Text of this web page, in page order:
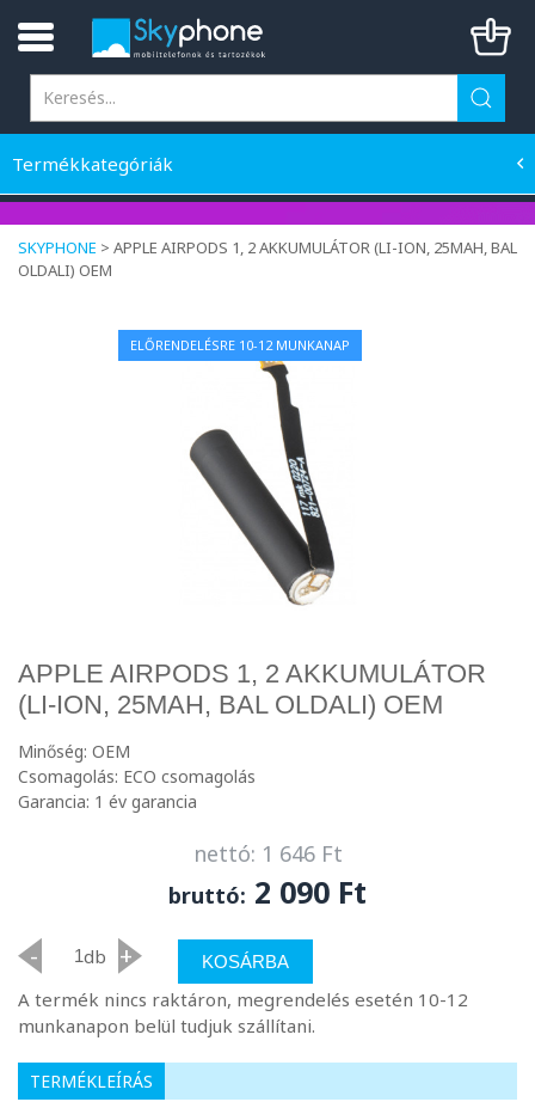
Termékkategóriák
SKYPHONE > APPLE AIRPODS 1, 2 AKKUMULÁTOR (LI-ION, 25MAH, BAL
OLDALI) OEM
ELŐRENDELÉSRE 10-12 MUNKANAP
APPLE AIRPODS 1, 2 AKKUMULÁTOR
(LI-ION, 25MAH, BAL OLDALI) OEM
Minőség: OEM
Csomagolás: ECO csomagolás
Garancia: 1 év garancia
nettó: 1 646 Ft
bruttó: 2 090 Ft
- db + KOSÁRBA
A termék nincs raktáron, megrendelés esetén 10-12
munkanapon belül tudjuk szállítani.
TERMÉKLEÍRÁS